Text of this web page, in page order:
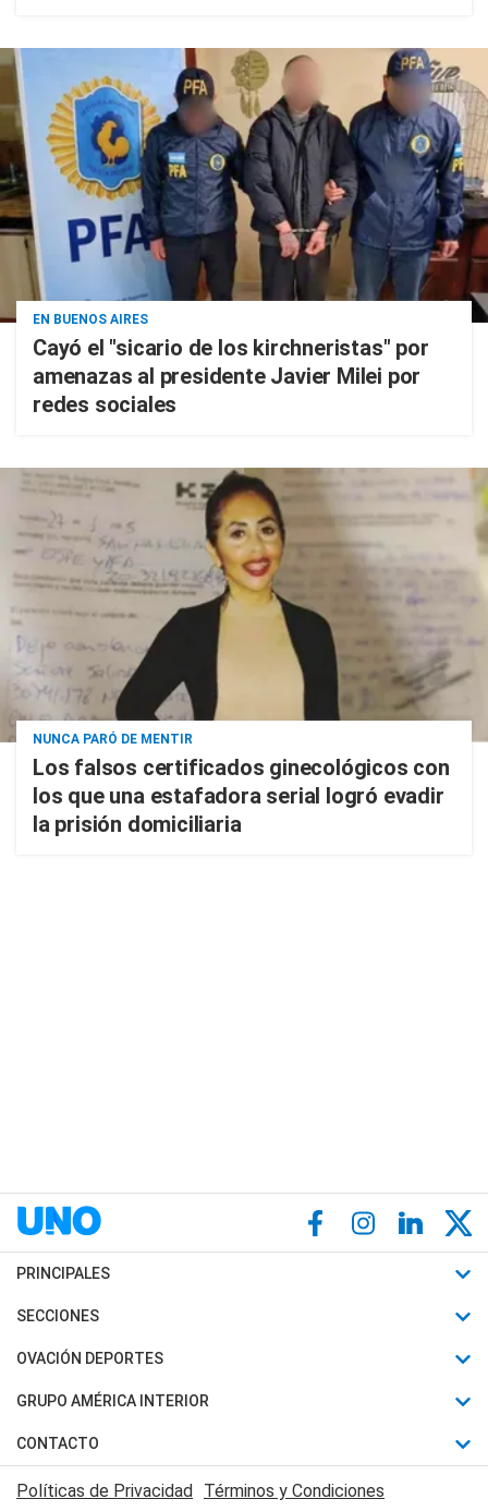
EN BUENOS AIRES
Cayó el "sicario de los kirchneristas" por
amenazas al presidente Javier Milei por
redes sociales
NUNCA PARÓ DE MENTIR
Los falsos certificados ginecológicos con
los que una estafadora serial logró evadir
la prisión domiciliaria
PRINCIPALES
Últimas Noticias
Política
Judiciales
Economia
SECCIONES
Horóscopo
Motores
Trucos caseros
Series y Películas
OVACIÓN DEPORTES
Fútbol
Mundial
Automovilismo
Rugby
GRUPO AMÉRICA INTERIOR
Canal 7 en Vivo
CONTACTO
Acerca de Nosotros
Políticas de Privacidad Términos y Condiciones